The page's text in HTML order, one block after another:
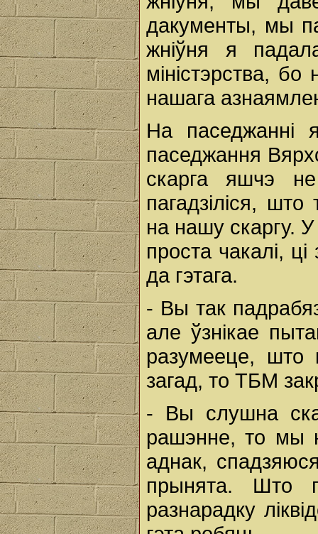
дакументы, мы
жніўня я
міністэрства,
нашага
На паседжанні
паседжання
скарга яшчэ
пагадзіліся,
на нашу скаргу.
проста чакалі,
да гэтага.
- Вы так
але ўзнікае
разумееце, што
загад, то ТБМ
- Вы слушна
рашэнне, то мы
аднак,
прынята. Што
разнарадку